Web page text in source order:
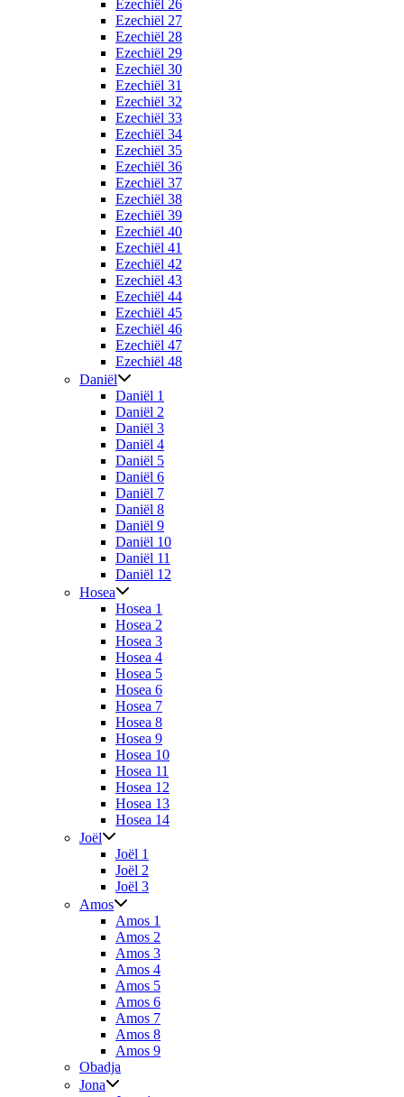
Ezechiël 26
Ezechiël 27
Ezechiël 28
Ezechiël 29
Ezechiël 30
Ezechiël 31
Ezechiël 32
Ezechiël 33
Ezechiël 34
Ezechiël 35
Ezechiël 36
Ezechiël 37
Ezechiël 38
Ezechiël 39
Ezechiël 40
Ezechiël 41
Ezechiël 42
Ezechiël 43
Ezechiël 44
Ezechiël 45
Ezechiël 46
Ezechiël 47
Ezechiël 48
Daniël
Daniël 1
Daniël 2
Daniël 3
Daniël 4
Daniël 5
Daniël 6
Daniël 7
Daniël 8
Daniël 9
Daniël 10
Daniël 11
Daniël 12
Hosea
Hosea 1
Hosea 2
Hosea 3
Hosea 4
Hosea 5
Hosea 6
Hosea 7
Hosea 8
Hosea 9
Hosea 10
Hosea 11
Hosea 12
Hosea 13
Hosea 14
Joël
Joël 1
Joël 2
Joël 3
Amos
Amos 1
Amos 2
Amos 3
Amos 4
Amos 5
Amos 6
Amos 7
Amos 8
Amos 9
Obadja
Jona